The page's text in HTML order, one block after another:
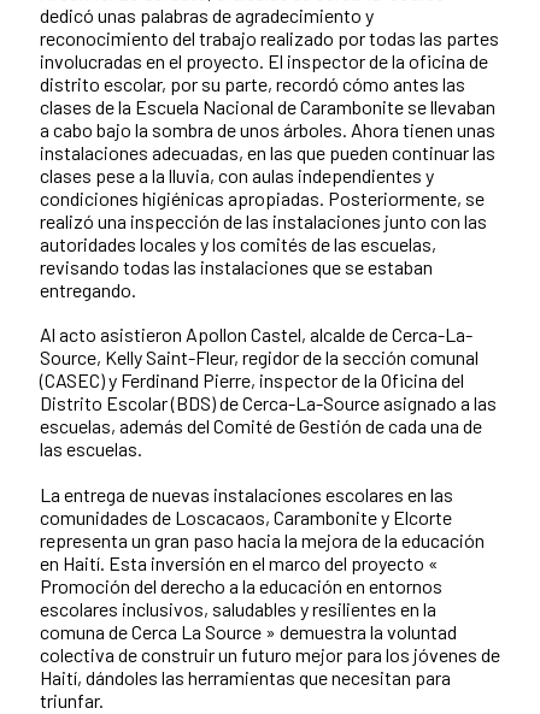
dedicó unas palabras de agradecimiento y
reconocimiento del trabajo realizado por todas las partes
involucradas en el proyecto. El inspector de la oficina de
distrito escolar, por su parte, recordó cómo antes las
clases de la Escuela Nacional de Carambonite se llevaban
a cabo bajo la sombra de unos árboles. Ahora tienen unas
instalaciones adecuadas, en las que pueden continuar las
clases pese a la lluvia, con aulas independientes y
condiciones higiénicas apropiadas. Posteriormente, se
realizó una inspección de las instalaciones junto con las
autoridades locales y los comités de las escuelas,
revisando todas las instalaciones que se estaban
entregando.
Al acto asistieron Apollon Castel, alcalde de Cerca-La-
Source, Kelly Saint-Fleur, regidor de la sección comunal
(CASEC) y Ferdinand Pierre, inspector de la Oficina del
Distrito Escolar (BDS) de Cerca-La-Source asignado a las
escuelas, además del Comité de Gestión de cada una de
las escuelas.
La entrega de nuevas instalaciones escolares en las
comunidades de Loscacaos, Carambonite y Elcorte
representa un gran paso hacia la mejora de la educación
en Haití. Esta inversión en el marco del proyecto «
Promoción del derecho a la educación en entornos
escolares inclusivos, saludables y resilientes en la
comuna de Cerca La Source » demuestra la voluntad
colectiva de construir un futuro mejor para los jóvenes de
Haití, dándoles las herramientas que necesitan para
triunfar.